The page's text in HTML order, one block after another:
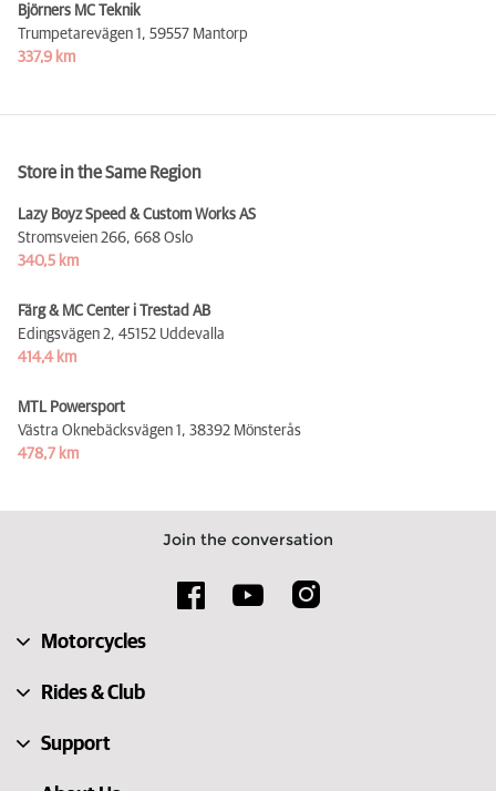
Björners MC Teknik
Trumpetarevägen 1, 59557 Mantorp
337,9 km
Store in the Same Region
Lazy Boyz Speed & Custom Works AS
Stromsveien 266, 668 Oslo
340,5 km
Färg & MC Center i Trestad AB
Edingsvägen 2, 45152 Uddevalla
414,4 km
MTL Powersport
Västra Oknebäcksvägen 1, 38392 Mönsterås
478,7 km
Join the conversation
Motorcycles
Rides & Club
Support